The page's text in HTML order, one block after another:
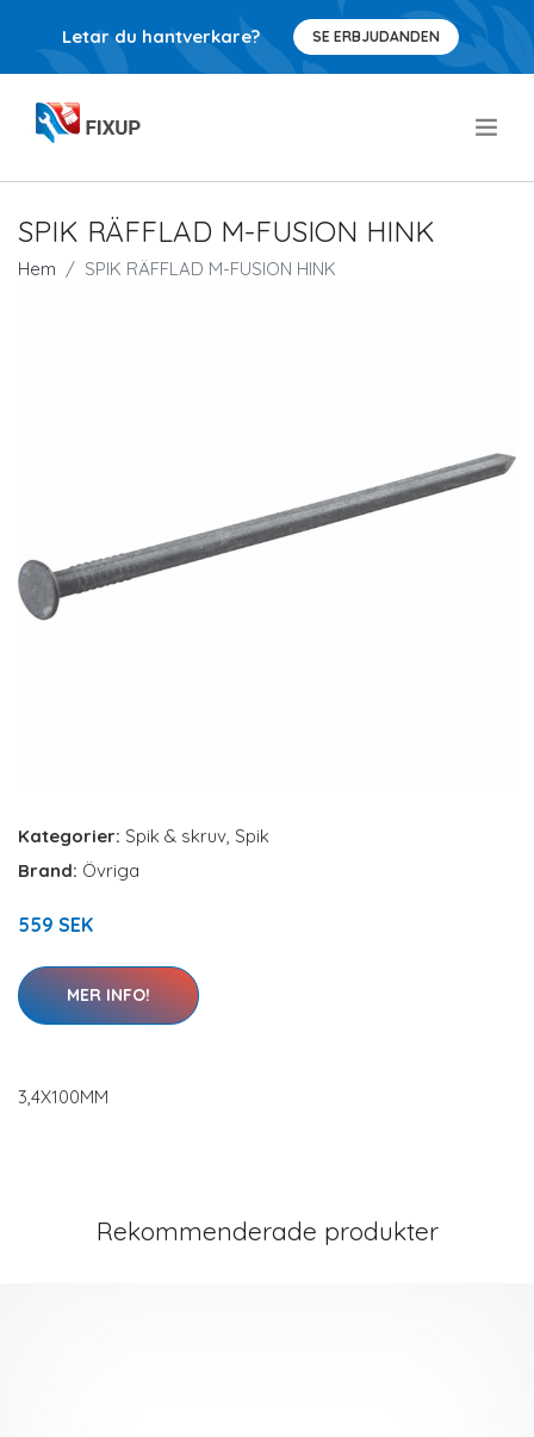
Letar du hantverkare? SE ERBJUDANDEN
SPIK RÄFFLAD M-FUSION HINK
Hem SPIK RÄFFLAD M-FUSION HINK
Kategorier: Spik & skruv, Spik
Brand: Övriga
559 SEK
MER INFO!
3,4X100MM
Rekommenderade produkter